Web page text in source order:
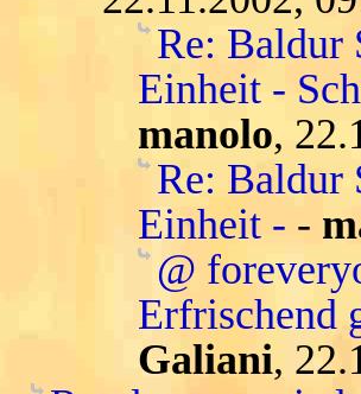
Re: Baldur
Einheit -
manolo,
Re: Baldur
Einheit - -
@
Erfrischend
Galiani,